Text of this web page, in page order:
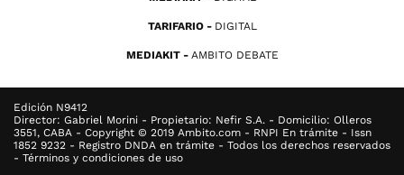
TARIFARIO DIGITAL
MEDIAKIT AMBITO DEBATE
Edición N9412
Director: Gabriel Morini - Propietario: Nefir S.A. - Domicilio: Olleros
3551, CABA - Copyright © 2019 Ambito.com - RNPI En trámite - Issn
1852 9232 - Registro DNDA en trámite - Todos los derechos reservados
- Términos y condiciones de uso